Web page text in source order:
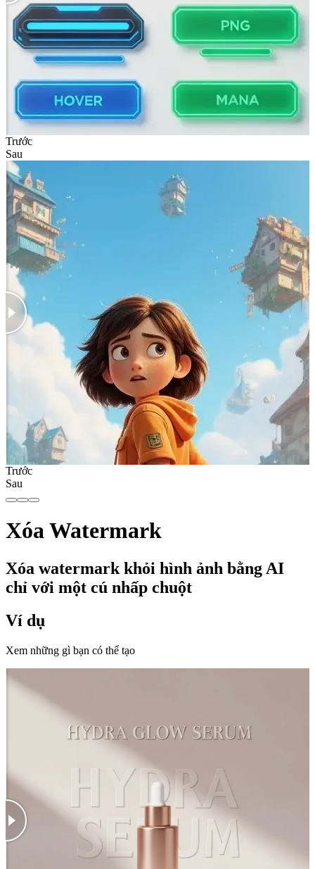
Trước
Sau
Trước
Sau
Xóa Watermark
Xóa watermark khỏi hình ảnh bằng AI
chỉ với một cú nhấp chuột
Ví dụ
Xem những gì bạn có thể tạo